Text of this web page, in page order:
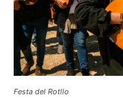
Festa del Rotllo